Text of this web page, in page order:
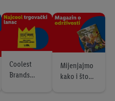
XXL
Coolest
Brands
Mijenjajmo
kako i što